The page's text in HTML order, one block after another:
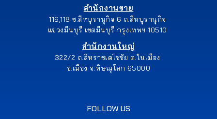
สำนักงานขาย
116,118 ซ.สีหบุรานุกิจ 6 ถ.สีหบุรานุกิจ
แขวงมีนบุรี เขตมีนบุรี กรุงเทพฯ 10510
สำนักงานใหญ่
322/2 ถ.สีหราชเดโชชัย ต.ในเมือง
อ.เมือง จ.พิษณุโลก 65000
FOLLOW US